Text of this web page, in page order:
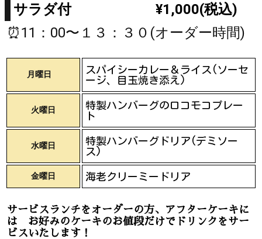
サラダ付 ¥1,000(税込)
⏰11：00〜１３：３０(オーダー時間)
月曜日
スパイシーカレー＆ライス(ソーセ
ージ、目玉焼き添え)
火曜日
特製ハンバーグのロコモコプレー
ト
水曜日
特製ハンバーグドリア(デミソー
ス)
金曜日 海老クリーミードリア
サービスランチをオーダーの方、アフターケーキに
は お好みのケーキのお値段だけでドリンクをサー
ビスいたします！